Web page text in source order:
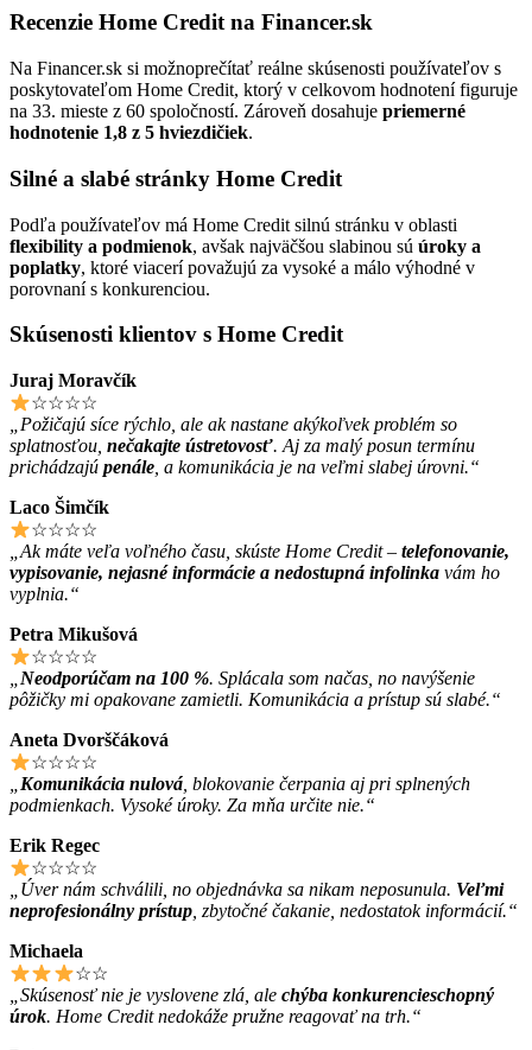
Recenzie Home Credit na Financer.sk
Na Financer.sk si možnoprečítať reálne skúsenosti používateľov s
poskytovateľom Home Credit, ktorý v celkovom hodnotení figuruje
na 33. mieste z 60 spoločností. Zároveň dosahuje priemerné
hodnotenie 1,8 z 5 hviezdičiek.
Silné a slabé stránky Home Credit
Podľa používateľov má Home Credit silnú stránku v oblasti
flexibility a podmienok, avšak najväčšou slabinou sú úroky a
poplatky, ktoré viacerí považujú za vysoké a málo výhodné v
porovnaní s konkurenciou.
Skúsenosti klientov s Home Credit
Juraj Moravčík
☆☆☆☆
„Požičajú síce rýchlo, ale ak nastane akýkoľvek problém so
splatnosťou, nečakajte ústretovosť. Aj za malý posun termínu
prichádzajú penále , a komunikácia je na veľmi slabej úrovni.“
Laco Šimčík
☆☆☆☆
„Ak máte veľa voľného času, skúste Home Credit – telefonovanie,
vypisovanie, nejasné informácie a nedostupná infolinka vám ho
vyplnia.“
Petra Mikušová
☆☆☆☆
Neodporúčam na 100 %. Splácala som načas, no navýšenie
pôžičky mi opakovane zamietli. Komunikácia a prístup sú slabé.“
Aneta Dvorščáková
☆☆☆☆
Komunikácia nulová , blokovanie čerpania aj pri splnených
podmienkach. Vysoké úroky. Za mňa určite nie.“
Erik Regec
☆☆☆☆
„Úver nám schválili, no objednávka sa nikam neposunula. Veľmi
neprofesionálny prístup , zbytočné čakanie, nedostatok informácií.“
Michaela
☆☆
„Skúsenosť nie je vyslovene zlá, ale chýba konkurencieschopný
úrok. Home Credit nedokáže pružne reagovať na trh.“